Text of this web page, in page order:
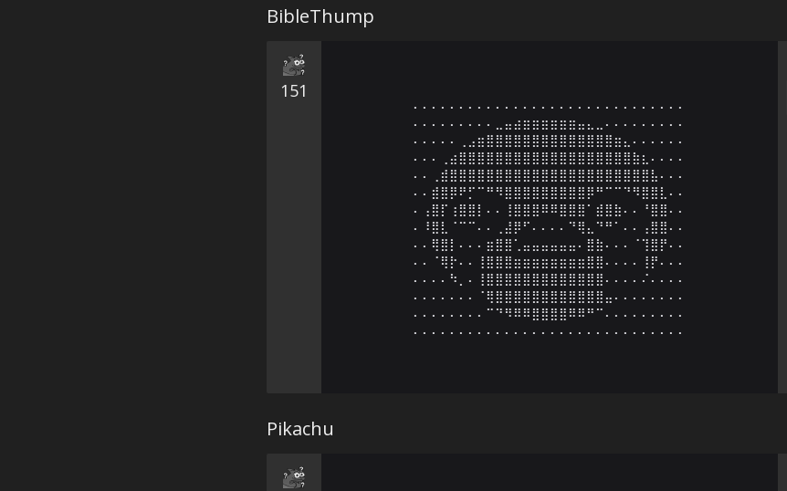
BibleThump
151
⠄⠄⠄⠄⠄⠄⠄⠄⠄⠄⠄⠄⠄⠄⠄⠄⠄⠄⠄⠄⠄⠄⠄⠄⠄⠄⠄⠄⠄⠄
⠄⠄⠄⠄⠄⠄⠄⠄⠄⣀⣤⣴⣶⣶⣶⣶⣶⣶⣤⣄⣀⠄⠄⠄⠄⠄⠄⠄⠄⠄
⠄⠄⠄⠄⠄⢀⣠⣶⣿⣿⣿⣿⣿⣿⣿⣿⣿⣿⣿⣿⣿⣿⣶⣄⠄⠄⠄⠄⠄⠄
⠄⠄⠄⢀⣴⣿⣿⣿⣿⣿⣿⣿⣿⣿⣿⣿⣿⣿⣿⣿⣿⣿⣿⣿⣷⣆⠄⠄⠄⠄
⠄⠄⢀⣾⣿⣿⣿⣿⣿⣿⣿⣿⣿⣿⣿⣿⣿⣿⣿⣿⣿⣿⣿⣿⣿⣿⣧⠄⠄⠄
⠄⠄⣾⣿⡿⠟⡋⠉⠛⠻⣿⣿⣿⣿⣿⣿⣿⣿⣿⡿⠛⠉⠉⠙⠻⣿⣿⣇⠄⠄
⠄⢠⣿⡏⢰⣿⣿⡇⠄⠄⢸⣿⣿⣿⠿⠿⣿⣿⣿⠁⣾⣿⣷⠄⠄⠘⣿⣿⠄⠄
⠄⠸⣿⣇⠈⠉⠉⠄⠄⢀⣼⡿⠋⠄⠄⠄⠄⠙⢿⣄⠙⠛⠁⠄⠄⢠⣿⣿⠄⠄
⠄⠄⢿⣿⡇⠄⠄⠄⣶⣿⣿⢁⣤⣤⣤⣤⣤⣤⠄⣿⣷⠄⠄⠄⠈⢹⣿⡟⠄⠄
⠄⠄⠈⢿⡗⠄⠄⢸⣿⣿⣿⣶⣶⣶⣶⣶⣶⣶⣶⣿⣿⠄⠄⠄⠄⢸⡟⠄⠄⠄
⠄⠄⠄⠄⠳⡀⠄⢸⣿⣿⣿⣿⣿⣿⣿⣿⣿⣿⣿⣿⣿⠄⠄⠄⠄⠌⠄⠄⠄⠄
⠄⠄⠄⠄⠄⠄⠄⠈⢿⣿⣿⣿⣿⣿⣿⣿⣿⣿⣿⣿⣿⣤⠄⠄⠄⠄⠄⠄⠄⠄
⠄⠄⠄⠄⠄⠄⠄⠄⠉⠙⠻⠿⠿⣿⣿⣿⣿⠿⠿⠛⠉⠄⠄⠄⠄⠄⠄⠄⠄⠄
⠄⠄⠄⠄⠄⠄⠄⠄⠄⠄⠄⠄⠄⠄⠄⠄⠄⠄⠄⠄⠄⠄⠄⠄⠄⠄⠄⠄⠄⠄
Pikachu